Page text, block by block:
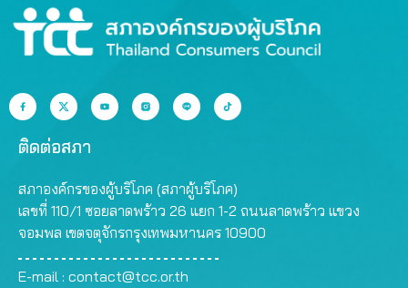
ติดต่อสภา
สภาองค์กรของผู้บริโภค (สภาผู้บริโภค)
เลขที่ 110/1 ซอยลาดพร้าว 26 แยก 1-2 ถนนลาดพร้าว แขวง
จอมพล เขตจตุจักรกรุงเทพมหานคร 10900
E-mail : contact@tcc.or.th